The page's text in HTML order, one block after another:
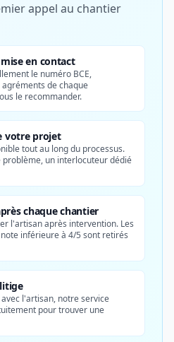
appel au chantier
en contact
le numéro BCE,
agréments de chaque
le recommander.
votre projet
tout au long du processus.
problème, un interlocuteur dédié
chaque chantier
l'artisan après intervention. Les
inférieure à 4/5 sont retirés
l'artisan, notre service
pour trouver une